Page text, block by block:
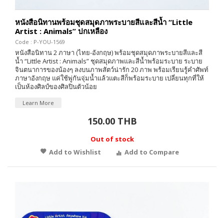
หนังสือนิทานพร้อมชุดสมุดภาพระบายสีและสีน้ำ “Little
Artist : Animals” ปกเหลือง
Code : P-YOU-1569
หนังสือนิทาน 2 ภาษา (ไทย-อังกฤษ) พร้อมชุดสมุดภาพระบายสีและสี
น้ำ “Little Artist : Animals” ชุดสมุดภาพและสีน้ำพร้อมระบาย ระบาย
จินตนาการของน้องๆ ลงบนภาพสัตว์น่ารัก 20 ภาพ พร้อมเรียนรู้คำศัพท์
ภาษาอังกฤษ แค่ใช้พู่กันจุ่มน้ำแล้วแตะสีก็พร้อมระบาย เปลี่ยนทุกที่ให้
เป็นห้องศิลป์ของศิลปินตัวน้อย
Learn More
150.00 THB
Out of stock
Add to Wishlist
Add to Compare